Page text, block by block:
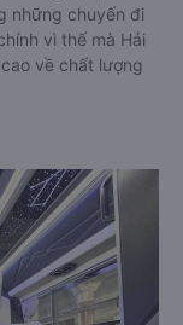
những chuyến đi
vì thế mà Hải
về chất lượng